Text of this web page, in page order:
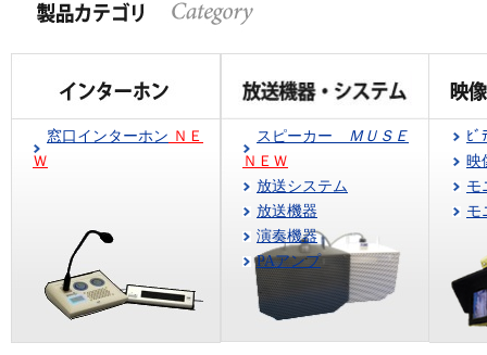
窓口インターホン ＮＥ
Ｗ
スピーカー
ＭＵＳＥ
ＮＥＷ
放送システム
放送機器
演奏機器
PAアンプ
ﾋﾞ
映
モ
モ